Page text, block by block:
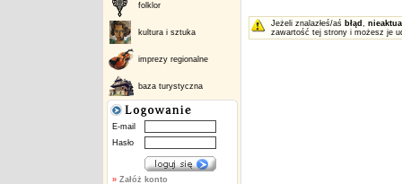
folklor
kultura i sztuka
imprezy regionalne
baza turystyczna
E-mail
Hasło
» Załóż konto
Jeżeli znalazłeś/aś błąd ,
zawartość tej strony i możesz je